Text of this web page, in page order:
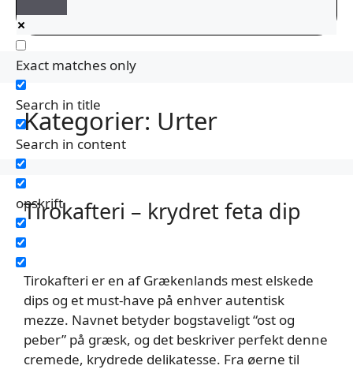
Exact matches only
Search in title
Search in content
opskrift
Kategorier: Urter
Tirokafteri – krydret feta dip
Tirokafteri er en af Grækenlands mest elskede
dips og et must-have på enhver autentisk
mezze. Navnet betyder bogstaveligt “ost og
peber” på græsk, og det beskriver perfekt denne
cremede, krydrede delikatesse. Fra øerne til